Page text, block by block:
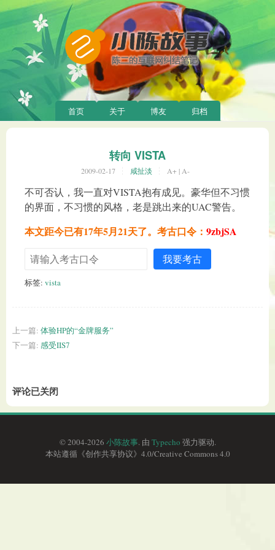
首页 关于 博友 归档
转向 VISTA
2009-02-17 咸扯淡 A+ |A-
不可否认，我一直对VISTA抱有成见。豪华但不习惯
的界面，不习惯的风格，老是跳出来的UAC警告。
本文距今已有17年5月21天了。考古口令： 9zbjSA
我要考古
标签: vista
上一篇: 体验HP的“金牌服务”
下一篇: 感受IIS7
评论已关闭
© 2004-2026 小陈故事. 由 Typecho 强力驱动.
本站遵循《创作共享协议》4.0/Creative Commons 4.0